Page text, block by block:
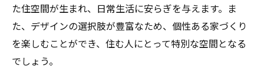
た住空間が生まれ、日常生活に安らぎを与えます。ま
た、デザインの選択肢が豊富なため、個性ある家づくり
を楽しむことができ、住む人にとって特別な空間となる
でしょう。